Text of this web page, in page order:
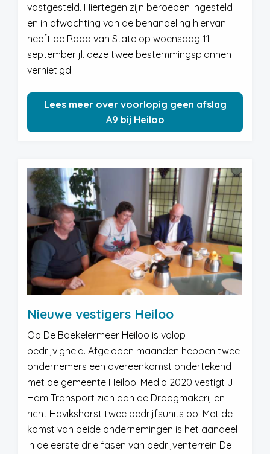
vastgesteld. Hiertegen zijn beroepen ingesteld
en in afwachting van de behandeling hiervan
heeft de Raad van State op woensdag 11
september jl. deze twee bestemmingsplannen
vernietigd.
Lees meer over voorlopig geen afslag
A9 bij Heiloo
Nieuwe vestigers Heiloo
Op De Boekelermeer Heiloo is volop
bedrijvigheid. Afgelopen maanden hebben twee
ondernemers een overeenkomst ondertekend
met de gemeente Heiloo. Medio 2020 vestigt J.
Ham Transport zich aan de Droogmakerij en
richt Havikshorst twee bedrijfsunits op. Met de
komst van beide ondernemingen is het aandeel
in de eerste drie fasen van bedrijventerrein De